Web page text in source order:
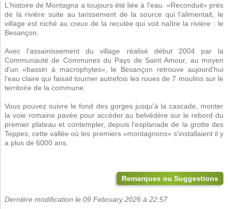
L'histoire de Montagna a toujours été liée à l'eau. «Reconduit» près
de la rivière suite au tarissement de la source qui l'alimentait, le
village est niché au creux de la reculée qui voit naître la rivière : le
Besançon.
Avec l'assainissement du village réalisé début 2004 par la
Communauté de Communes du Pays de Saint Amour, au moyen
d'un «bassin à macrophytes», le Besançon retrouve aujourd'hui
l'eau claire qui faisait tourner autrefois les roues de 7 moulins sur le
territoire de la commune.
Vous pouvez suivre le fond des gorges jusqu'à la cascade, monter
la voie romaine pavée pour accéder au belvédère sur le rebord du
premier plateau et contempler, depuis l'esplanade de la grotte des
Teppes, cette vallée où les premiers «montagnons» s'installaient il y
a plus de 6000 ans.
Remarques ou Suggestions
Dernière modification le 09 February 2026 à 22:57